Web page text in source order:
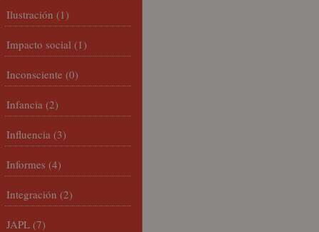
Ilustración (1)
Impacto social (1)
Inconsciente (0)
Infancia (2)
Influencia (3)
Informes (4)
Integración (2)
JAPL (7)